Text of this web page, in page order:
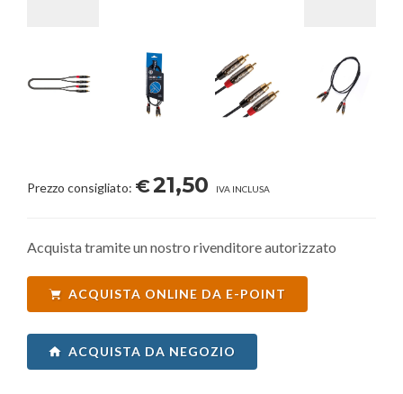
Prezzo consigliato: €21,50 IVA INCLUSA
Acquista tramite un nostro rivenditore autorizzato
ACQUISTA ONLINE DA E-POINT
ACQUISTA DA NEGOZIO